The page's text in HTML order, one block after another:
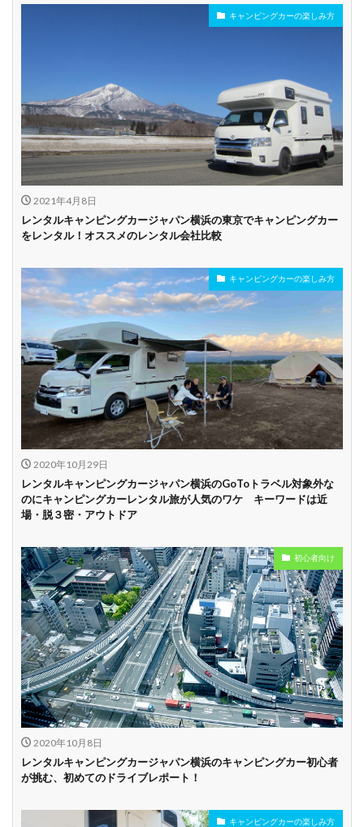
駅配車あり 多言語対応 年末年始営業
配車サービスあり
マイカー預かりあ
り
カード支払い可
ビジネス利用 カップル向き ファミリー向き
貸し出しオプショ
ン充実
新車多数あり
試乗プラン有り
キャンペーン開催
中
長期割引
学割 早割
キャンピングカーの楽しみ方
2021年4月8日
レンタルキャンピングカージャパン横浜の東京でキャンピングカー
をレンタル！オススメのレンタル会社比較
キャンピングカーの楽しみ方
2020年10月29日
レンタルキャンピングカージャパン横浜のGoToトラベル対象外な
のにキャンピングカーレンタル旅が人気のワケ キーワードは近
場・脱３密・アウトドア
初心者向け
2020年10月8日
レンタルキャンピングカージャパン横浜のキャンピングカー初心者
が挑む、初めてのドライブレポート！
キャンピングカーの楽しみ方